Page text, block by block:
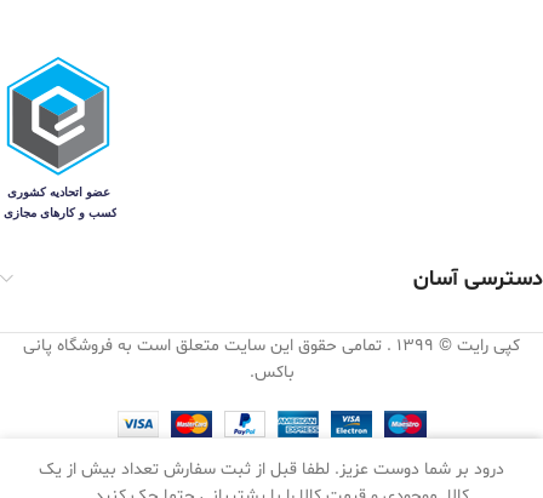
دسترسی آسان
کپی رایت © 1399 . تمامی حقوق این سایت متعلق است به فروشگاه پانی
باکس.
درود بر شما دوست عزیز. لطفا قبل از ثبت سفارش تعداد بیش از یک
علاقه مندیسبد خرید